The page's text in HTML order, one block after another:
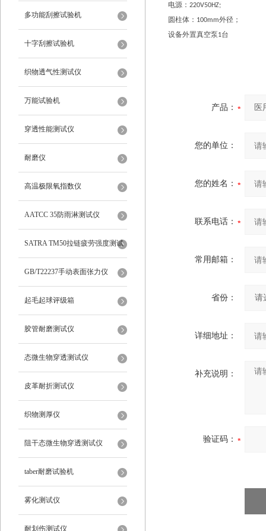
多功能刮擦试验机
十字刮擦试验机
织物透气性测试仪
万能试验机
穿透性能测试仪
耐磨仪
高温极限氧指数仪
AATCC 35防雨淋测试仪
SATRA TM50拉链疲劳强度测试
仪
GB/T22237手动表面张力仪
起毛起球评级箱
胶管耐磨测试仪
态微生物穿透测试仪
皮革耐折测试仪
织物测厚仪
阻干态微生物穿透测试仪
taber耐磨试验机
雾化测试仪
耐划伤测试仪
电源： 220V50HZ;
圆柱体： 100mm外径；
设备外置真空泵1台
产品：
您的单位：
您的姓名：
联系电话：
常用邮箱：
省份：
详细地址：
补充说明：
验证码：